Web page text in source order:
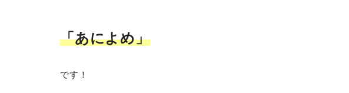
「あによめ」
です！